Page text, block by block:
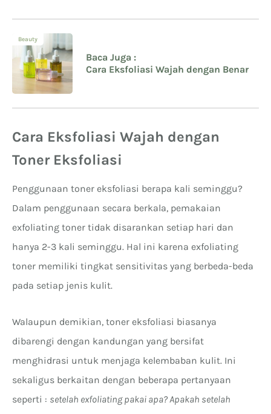
Beauty
Baca Juga :
Cara Eksfoliasi Wajah dengan Benar
Cara Eksfoliasi Wajah dengan
Toner Eksfoliasi
Penggunaan toner eksfoliasi berapa kali seminggu?
Dalam penggunaan secara berkala, pemakaian
exfoliating toner tidak disarankan setiap hari dan
hanya 2-3 kali seminggu. Hal ini karena exfoliating
toner memiliki tingkat sensitivitas yang berbeda-beda
pada setiap jenis kulit.
Walaupun demikian, toner eksfoliasi biasanya
dibarengi dengan kandungan yang bersifat
menghidrasi untuk menjaga kelembaban kulit. Ini
sekaligus berkaitan dengan beberapa pertanyaan
seperti : setelah exfoliating pakai apa? Apakah setelah